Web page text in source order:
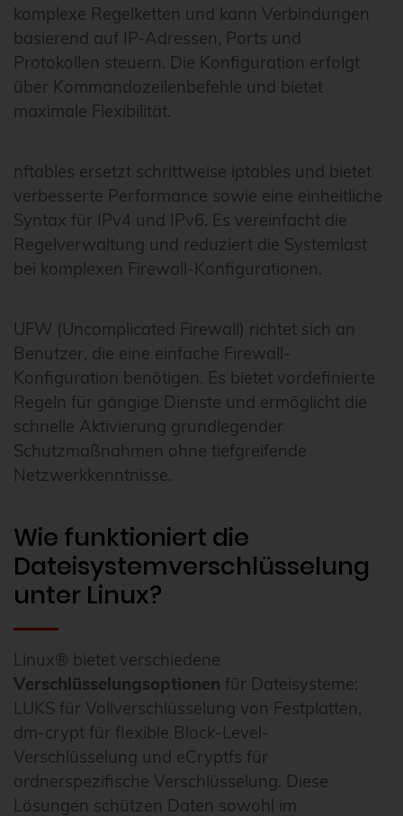
komplexe Regelketten und kann Verbindungen
basierend auf IP-Adressen, Ports und
Protokollen steuern. Die Konfiguration erfolgt
über Kommandozeilenbefehle und bietet
maximale Flexibilität.
nftables ersetzt schrittweise iptables und bietet
verbesserte Performance sowie eine einheitliche
Syntax für IPv4 und IPv6. Es vereinfacht die
Regelverwaltung und reduziert die Systemlast
bei komplexen Firewall-Konfigurationen.
UFW (Uncomplicated Firewall) richtet sich an
Benutzer, die eine einfache Firewall-
Konfiguration benötigen. Es bietet vordefinierte
Regeln für gängige Dienste und ermöglicht die
schnelle Aktivierung grundlegender
Schutzmaßnahmen ohne tiefgreifende
Netzwerkkenntnisse.
Wie funktioniert die
Dateisystemverschlüsselung
unter Linux?
Linux® bietet verschiedene
Verschlüsselungsoptionen für Dateisysteme:
LUKS für Vollverschlüsselung von Festplatten,
dm-crypt für flexible Block-Level-
Verschlüsselung und eCryptfs für
ordnerspezifische Verschlüsselung. Diese
Lösungen schützen Daten sowohl im